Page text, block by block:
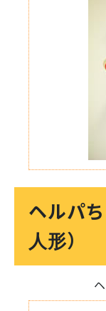
ヘルパ
人形）